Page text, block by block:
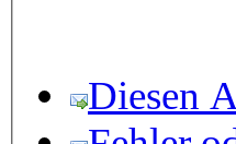
Diesen